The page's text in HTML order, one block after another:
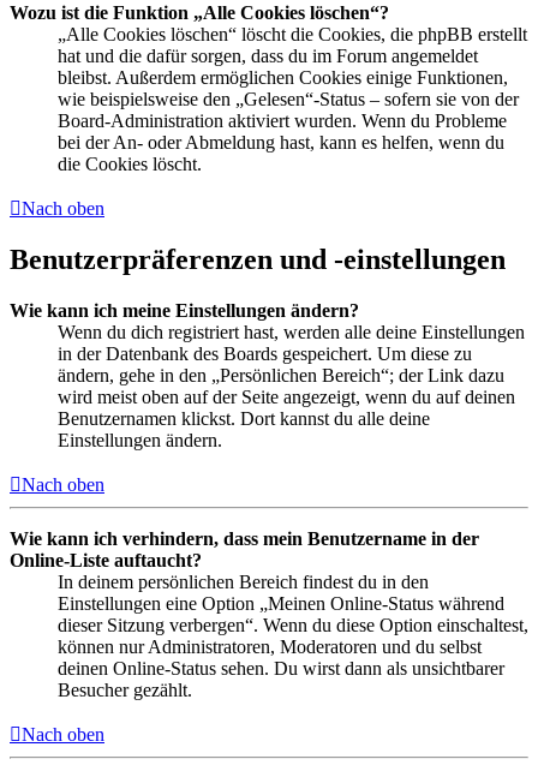
Wozu ist die Funktion „Alle Cookies löschen“?
„Alle Cookies löschen“ löscht die Cookies, die phpBB erstellt
hat und die dafür sorgen, dass du im Forum angemeldet
bleibst. Außerdem ermöglichen Cookies einige Funktionen,
wie beispielsweise den „Gelesen“-Status – sofern sie von der
Board-Administration aktiviert wurden. Wenn du Probleme
bei der An- oder Abmeldung hast, kann es helfen, wenn du
die Cookies löscht.
Nach oben
Benutzerpräferenzen und -einstellungen
Wie kann ich meine Einstellungen ändern?
Wenn du dich registriert hast, werden alle deine Einstellungen
in der Datenbank des Boards gespeichert. Um diese zu
ändern, gehe in den „Persönlichen Bereich“; der Link dazu
wird meist oben auf der Seite angezeigt, wenn du auf deinen
Benutzernamen klickst. Dort kannst du alle deine
Einstellungen ändern.
Nach oben
Wie kann ich verhindern, dass mein Benutzername in der
Online-Liste auftaucht?
In deinem persönlichen Bereich findest du in den
Einstellungen eine Option „Meinen Online-Status während
dieser Sitzung verbergen“. Wenn du diese Option einschaltest,
können nur Administratoren, Moderatoren und du selbst
deinen Online-Status sehen. Du wirst dann als unsichtbarer
Besucher gezählt.
Nach oben